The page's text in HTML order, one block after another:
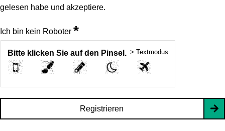
gelesen habe und akzeptiere.
Ich bin kein Roboter *
Bitte klicken Sie auf den Pinsel. > Textmodus
Registrieren